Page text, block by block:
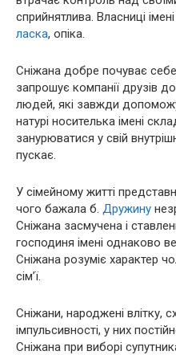
сприйнятлива. Власниці
ласка, опіка.
Сніжана добре почуває себе
запрошує компанії друзів
людей, які завжди
натурі носителька імені
занурюватися у свій
пускає.
У сімейному житті
чого бажала б. Дружину
Сніжана засмучена і
господиня імені однаково
Сніжана розуміє характер
сім’ї.
Сніжани, народжені влітку,
імпульсивності, у них
Сніжана при виборі